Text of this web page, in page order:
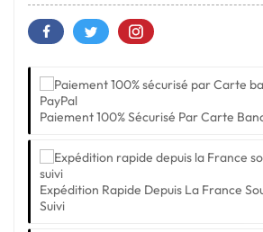
Paiement 100% Sécurisé Par Carte
Expédition Rapide Depuis La France
Suivi